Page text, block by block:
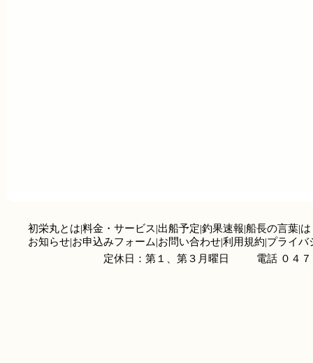
初栄丸とは|料金・サービス|出船予定|釣果速報|船長の言葉|
お知らせ|お申込みフォーム|お問い合わせ|利用規約|プライバ
定休日：第１、第３月曜日
電話 ０４